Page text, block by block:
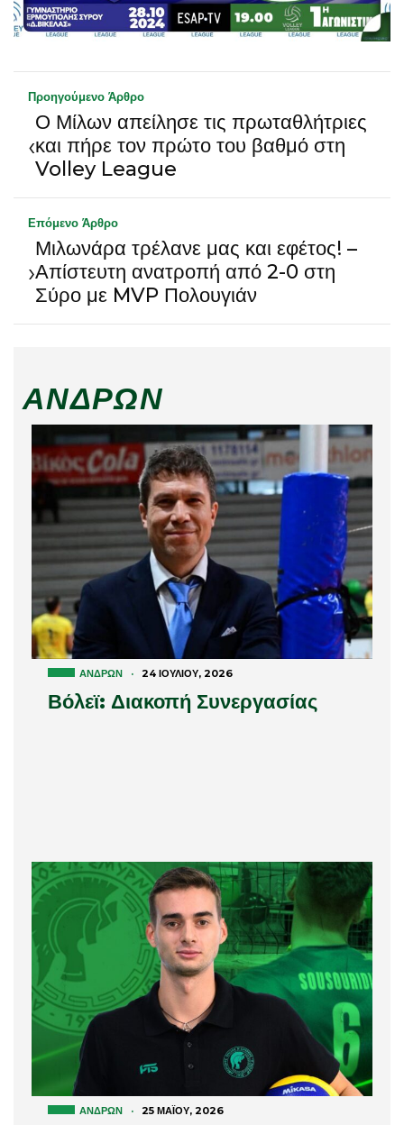
Προηγούμενο Άρθρο
‹
Ο Μίλων απείλησε τις πρωταθλήτριες
και πήρε τον πρώτο του βαθμό στη
Volley League
Επόμενο Άρθρο
›
Μιλωνάρα τρέλανε μας και εφέτος! –
Απίστευτη ανατροπή από 2-0 στη
Σύρο με MVP Πολουγιάν
ΑΝΔΡΏΝ
ΑΝΔΡΏΝ · 24 ΙΟΥΛΊΟΥ, 2026
Βόλεϊ: Διακοπή Συνεργασίας
ΑΝΔΡΏΝ · 25 ΜΑΪ́ΟΥ, 2026